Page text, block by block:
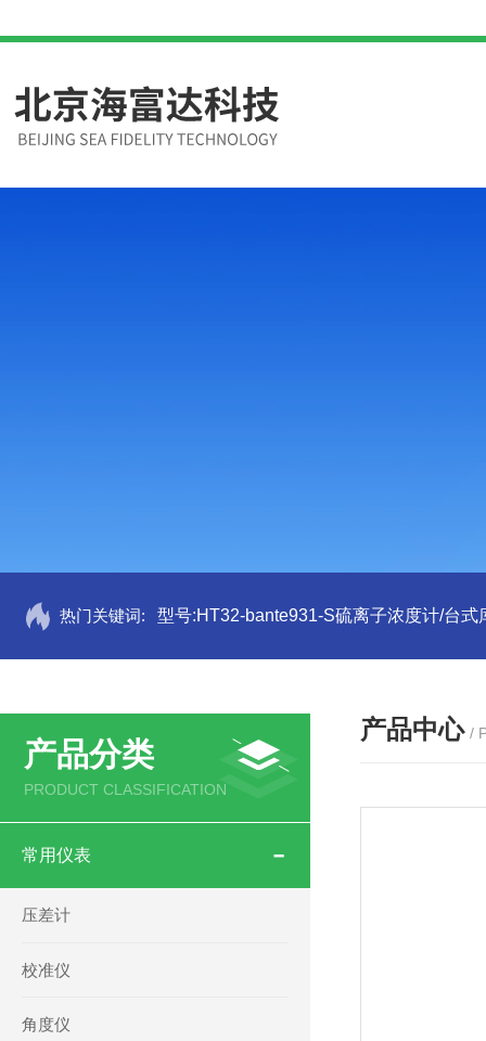
热门关键词: 型号:HT32-bante931-S硫离子浓度计/台式
产品分类
PRODUCT CLASSIFICATION
常用仪表
压差计
校准仪
角度仪
产品中心 /